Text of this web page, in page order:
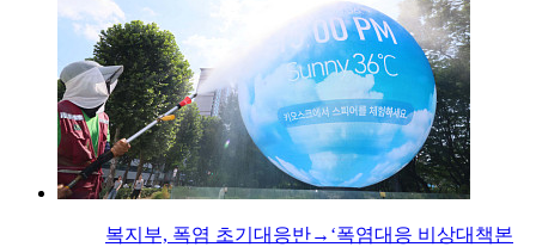
복지부, 폭염 초기대응반→‘폭염대응 비상대책본